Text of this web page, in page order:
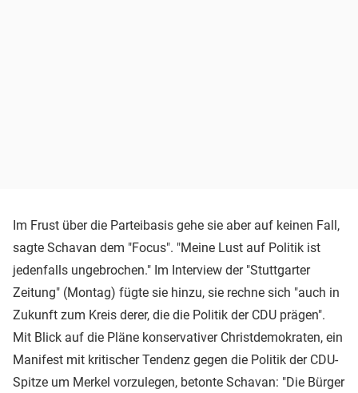
Im Frust über die Parteibasis gehe sie aber auf keinen Fall,
sagte Schavan dem "Focus". "Meine Lust auf Politik ist
jedenfalls ungebrochen." Im Interview der "Stuttgarter
Zeitung" (Montag) fügte sie hinzu, sie rechne sich "auch in
Zukunft zum Kreis derer, die die Politik der CDU prägen".
Mit Blick auf die Pläne konservativer Christdemokraten, ein
Manifest mit kritischer Tendenz gegen die Politik der CDU-
Spitze um Merkel vorzulegen, betonte Schavan: "Die Bürger